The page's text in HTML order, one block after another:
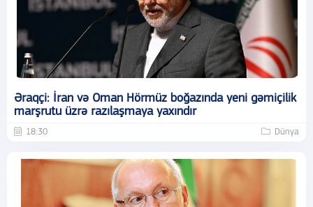
Əraqçi: İran və Oman Hörmüz boğazında yeni gəmiçilik
marşrutu üzrə razılaşmaya yaxındır
18:30 Dünya